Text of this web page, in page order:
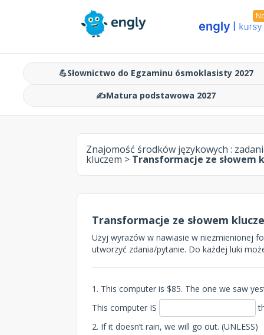
💪Słownictwo do Egzaminu ósmoklasisty 2027
✍️Matura podstawowa 2027
Znajomość środków językowych :
kluczem > Transformacje ze słowem
Transformacje ze słowem
Użyj wyrazów w nawiasie w niezmienionej
utworzyć zdania/pytanie. Do każdej luki
1. This computer is $85. The one we saw
This computer IS
2. If it doesn’t rain, we will go out. (UNLESS)